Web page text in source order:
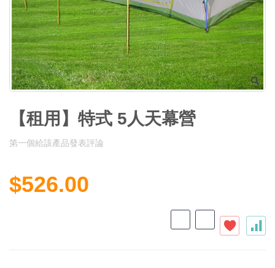
【租用】特式 5人天幕營
第一個給該產品發表評論
$526.00